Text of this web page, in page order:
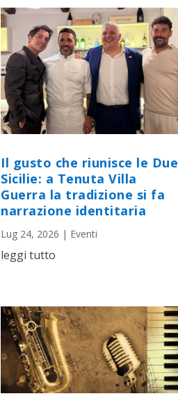
Il gusto che riunisce le Due
Sicilie: a Tenuta Villa
Guerra la tradizione si fa
narrazione identitaria
Lug 24, 2026 | Eventi
leggi tutto